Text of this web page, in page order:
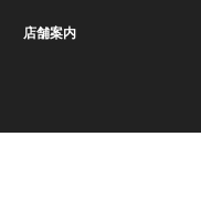
店舗案内